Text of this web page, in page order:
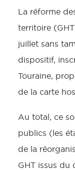
La réforme
territoire
juillet sans
dispositif,
Touraine,
de la carte
Au total, ce
publics (les
de la
GHT issus du